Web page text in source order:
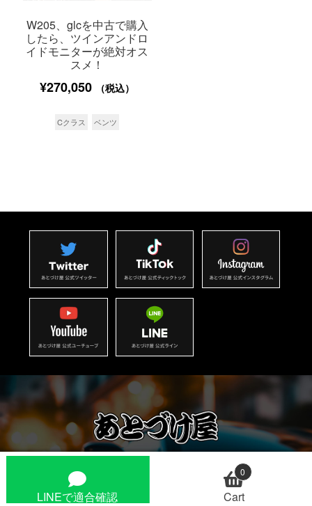
W205、glcを中古で購入
したら、ツインアンドロ
イドモニターが絶対オス
スメ！
¥270,050 （税込）
Cクラス ベンツ
東京都杉並区本天沼1-1-15-1F
LINEで適合確認
Cart
0